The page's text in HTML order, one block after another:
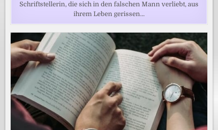
Schriftstellerin, die sich in den falschen Mann verliebt, aus
ihrem Leben gerissen…